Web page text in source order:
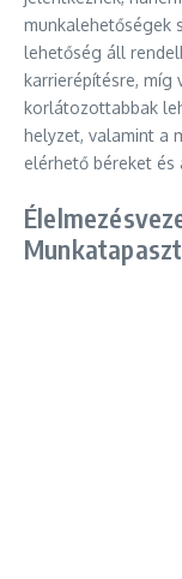
munkalehetőségek
lehetőség áll
karrierépítésre, míg
korlátozottabbak
helyzet, valamint a
elérhető béreket és